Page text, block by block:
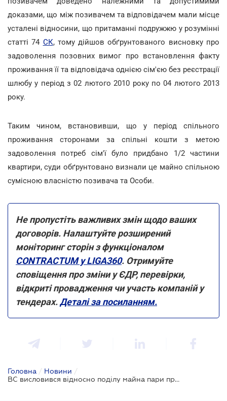
доказами, що між позивачем та відповідачем мали місце
усталені відносини, що притаманні подружжю у розумінні
статті 74 СК, тому дійшов обґрунтованого висновку про
задоволення позовних вимог про встановлення факту
проживання її та відповідача однією сім'єю без реєстрації
шлюбу у період з 02 лютого 2010 року по 04 лютого 2013
року.
Таким чином, встановивши, що у період спільного
проживання сторонами за спільні кошти з метою
задоволення потреб сім'ї було придбано 1/2 частини
квартири, суди обґрунтовано визнали це майно спільною
сумісною власністю позивача та Особи.
Не пропустіть важливих змін щодо ваших
договорів. Налаштуйте розширений
моніторинг сторін з функціоналом
CONTRACTUM у LIGA360. Отримуйте
сповіщення про зміни у ЄДР, перевірки,
відкриті провадження чи участь компаній у
тендерах.Деталі за посиланням.
Головна / Новини /
ВС висловився відносно поділу майна пари при проживанні однією сім'єю